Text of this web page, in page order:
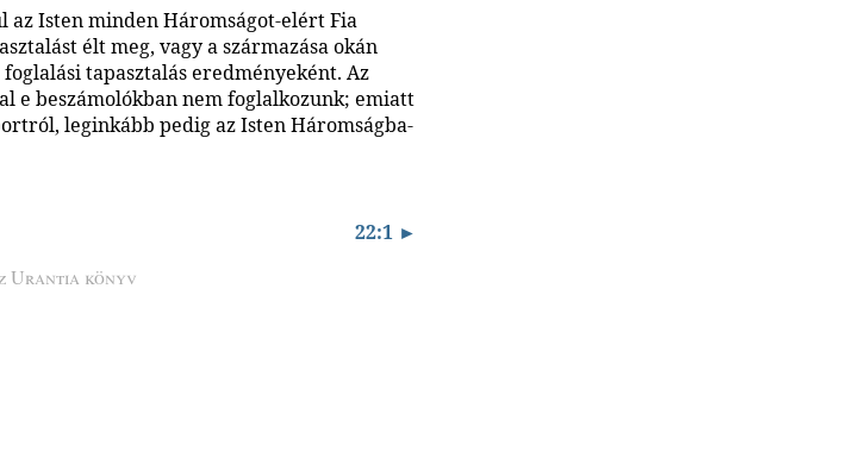
az Isten minden Háromságot-elért Fia
élt meg, vagy a származása okán
tapasztalás eredményeként. Az
e beszámolókban nem foglalkozunk; emiatt
leginkább pedig az Isten Háromságba-
22:1 ►
Urantia könyv